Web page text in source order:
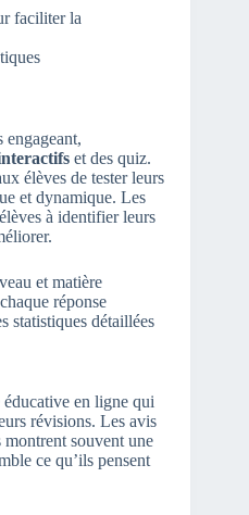
faciliter la
engageant,
et des quiz.
élèves de tester leurs
et dynamique. Les
à identifier leurs
et matière
réponse
statistiques détaillées
en ligne qui
révisions. Les avis
montrent souvent une
ce qu’ils pensent